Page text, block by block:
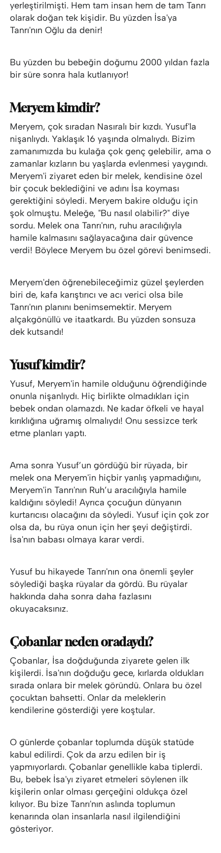
yerleştirilmişti. Hem tam insan hem de tam Tanrı
olarak doğan tek kişidir. Bu yüzden İsa'ya
Tanrı'nın Oğlu da denir!
Bu yüzden bu bebeğin doğumu 2000 yıldan fazla
bir süre sonra hala kutlanıyor!
Meryem kimdir?
Meryem, çok sıradan Nasıralı bir kızdı. Yusuf'la
nişanlıydı. Yaklaşık 16 yaşında olmalıydı. Bizim
zamanımızda bu kulağa çok genç gelebilir, ama o
zamanlar kızların bu yaşlarda evlenmesi yaygındı.
Meryem'i ziyaret eden bir melek, kendisine özel
bir çocuk beklediğini ve adını İsa koyması
gerektiğini söyledi. Meryem bakire olduğu için
şok olmuştu. Meleğe, "Bu nasıl olabilir?" diye
sordu. Melek ona Tanrı'nın, ruhu aracılığıyla
hamile kalmasını sağlayacağına dair güvence
verdi! Böylece Meryem bu özel görevi benimsedi.
Meryem'den öğrenebileceğimiz güzel şeylerden
biri de, kafa karıştırıcı ve acı verici olsa bile
Tanrı'nın planını benimsemektir. Meryem
alçakgönüllü ve itaatkardı. Bu yüzden sonsuza
dek kutsandı!
Yusuf kimdir?
Yusuf, Meryem'in hamile olduğunu öğrendiğinde
onunla nişanlıydı. Hiç birlikte olmadıkları için
bebek ondan olamazdı. Ne kadar öfkeli ve hayal
kırıklığına uğramış olmalıydı! Onu sessizce terk
etme planları yaptı.
Ama sonra Yusuf’un gördüğü bir rüyada, bir
melek ona Meryem'in hiçbir yanlış yapmadığını,
Meryem'in Tanrı'nın Ruh’u aracılığıyla hamile
kaldığını söyledi! Ayrıca çocuğun dünyanın
kurtarıcısı olacağını da söyledi. Yusuf için çok zor
olsa da, bu rüya onun için her şeyi değiştirdi.
İsa'nın babası olmaya karar verdi.
Yusuf bu hikayede Tanrı'nın ona önemli şeyler
söylediği başka rüyalar da gördü. Bu rüyalar
hakkında daha sonra daha fazlasını
okuyacaksınız.
Çobanlar neden oradaydı?
Çobanlar, İsa doğduğunda ziyarete gelen ilk
kişilerdi. İsa'nın doğduğu gece, kırlarda oldukları
sırada onlara bir melek göründü. Onlara bu özel
çocuktan bahsetti. Onlar da meleklerin
kendilerine gösterdiği yere koştular.
O günlerde çobanlar toplumda düşük statüde
kabul edilirdi. Çok da arzu edilen bir iş
yapmıyorlardı. Çobanlar genellikle kaba tiplerdi.
Bu, bebek İsa'yı ziyaret etmeleri söylenen ilk
kişilerin onlar olması gerçeğini oldukça özel
kılıyor. Bu bize Tanrı'nın aslında toplumun
kenarında olan insanlarla nasıl ilgilendiğini
gösteriyor.